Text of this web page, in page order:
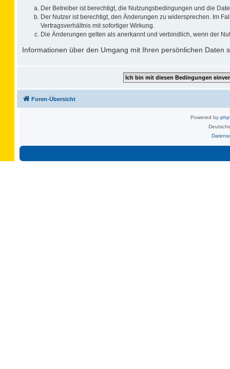
Der Betreiber ist berechtigt, die Nutzungsbedingungen und die
Der Nutzer ist berechtigt, den Änderungen zu widersprechen. Im
Vertragsverhältnis mit sofortiger Wirkung.
Die Änderungen gelten als anerkannt und verbindlich, wenn der
Informationen über den Umgang mit Ihren persönlichen Daten
Foren-Übersicht
Powered by